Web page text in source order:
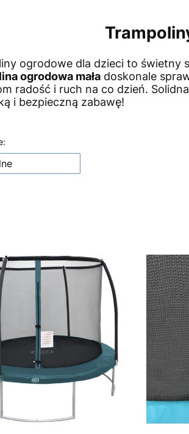
ogrodowe dla dzieci to świetny
ogrodowa mała doskonale
radość i ruch na co dzień.
i bezpieczną zabawę!